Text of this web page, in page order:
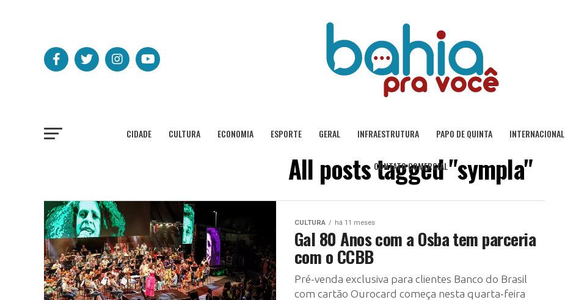
CIDADE CULTURA ECONOMIA ESPORTE GERAL INFRAESTRUTURA PAPO DE QUINTA INTERNACIONAL
CONTATO COMERCIAL
All posts tagged "sympla"
CULTURA há 11 meses
Gal 80 Anos com a Osba tem parceria
com o CCBB
Pré-venda exclusiva para clientes Banco do Brasil
com cartão Ourocard começa nesta quarta-feira